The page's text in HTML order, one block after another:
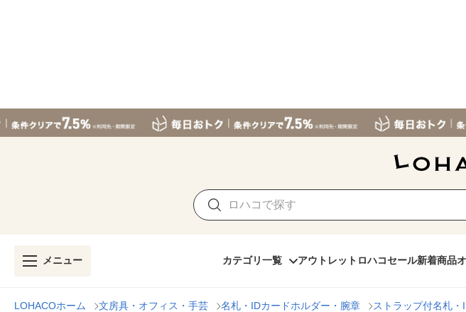
メニュー カテゴリ一覧 アウトレット ロハコセール新着商品
LOHACOホーム 文房具・オフィス・手芸 名札・IDカードホルダー・腕章 ストラップ付名札